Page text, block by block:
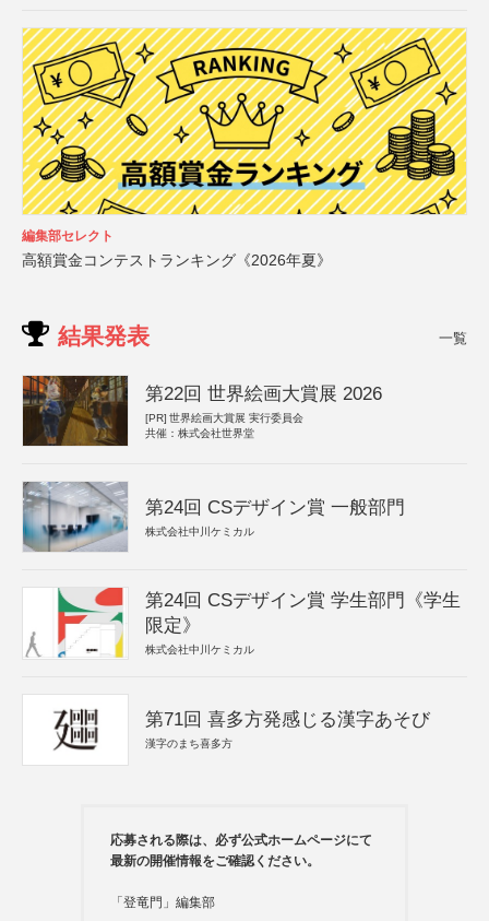
編集部セレクト
高額賞金コンテストランキング《2026年夏》
結果発表 一覧
第22回 世界絵画大賞展 2026
[PR] 世界絵画大賞展 実行委員会
共催：株式会社世界堂
第24回 CSデザイン賞 一般部門
株式会社中川ケミカル
第24回 CSデザイン賞 学生部門《学生
限定》
株式会社中川ケミカル
第71回 喜多方発感じる漢字あそび
漢字のまち喜多方
応募される際は、必ず公式ホームページにて
最新の開催情報をご確認ください。
「登竜門」編集部